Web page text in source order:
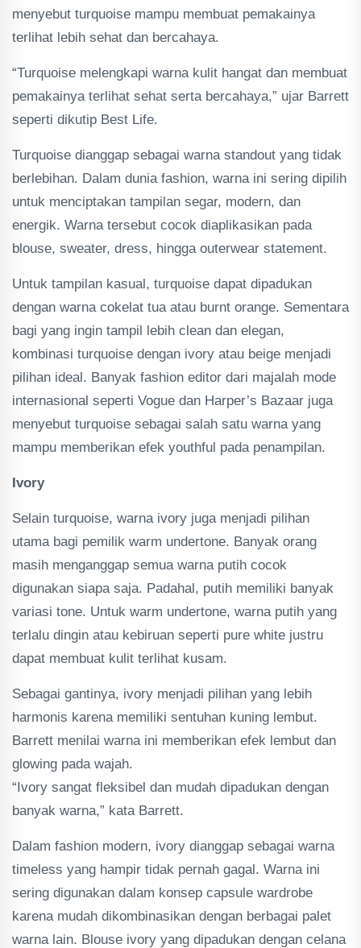
menyebut turquoise mampu membuat pemakainya
terlihat lebih sehat dan bercahaya.
“Turquoise melengkapi warna kulit hangat dan membuat
pemakainya terlihat sehat serta bercahaya,” ujar Barrett
seperti dikutip Best Life.
Turquoise dianggap sebagai warna standout yang tidak
berlebihan. Dalam dunia fashion, warna ini sering dipilih
untuk menciptakan tampilan segar, modern, dan
energik. Warna tersebut cocok diaplikasikan pada
blouse, sweater, dress, hingga outerwear statement.
Untuk tampilan kasual, turquoise dapat dipadukan
dengan warna cokelat tua atau burnt orange. Sementara
bagi yang ingin tampil lebih clean dan elegan,
kombinasi turquoise dengan ivory atau beige menjadi
pilihan ideal. Banyak fashion editor dari majalah mode
internasional seperti Vogue dan Harper’s Bazaar juga
menyebut turquoise sebagai salah satu warna yang
mampu memberikan efek youthful pada penampilan.
Ivory
Selain turquoise, warna ivory juga menjadi pilihan
utama bagi pemilik warm undertone. Banyak orang
masih menganggap semua warna putih cocok
digunakan siapa saja. Padahal, putih memiliki banyak
variasi tone. Untuk warm undertone, warna putih yang
terlalu dingin atau kebiruan seperti pure white justru
dapat membuat kulit terlihat kusam.
Sebagai gantinya, ivory menjadi pilihan yang lebih
harmonis karena memiliki sentuhan kuning lembut.
Barrett menilai warna ini memberikan efek lembut dan
glowing pada wajah.
“Ivory sangat fleksibel dan mudah dipadukan dengan
banyak warna,” kata Barrett.
Dalam fashion modern, ivory dianggap sebagai warna
timeless yang hampir tidak pernah gagal. Warna ini
sering digunakan dalam konsep capsule wardrobe
karena mudah dikombinasikan dengan berbagai palet
warna lain. Blouse ivory yang dipadukan dengan celana